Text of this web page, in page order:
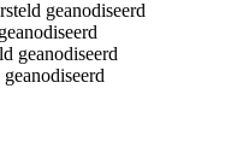
geanodiseerd
geanodiseerd